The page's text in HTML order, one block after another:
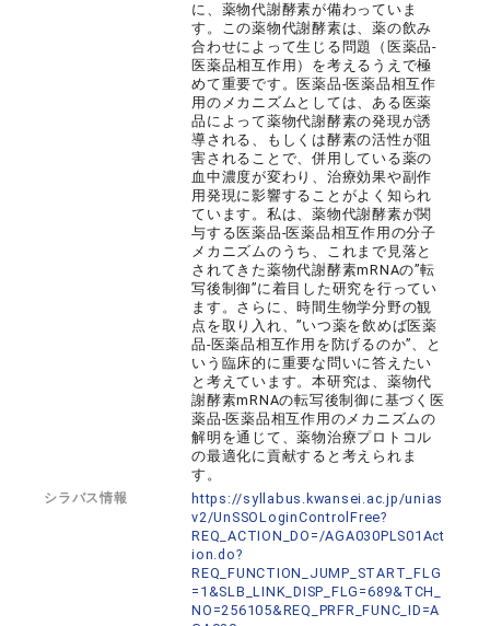
に、薬物代謝酵素が備わっていま
す。この薬物代謝酵素は、薬の飲み
合わせによって生じる問題（医薬品-
医薬品相互作用）を考えるうえで極
めて重要です。医薬品-医薬品相互作
用のメカニズムとしては、ある医薬
品によって薬物代謝酵素の発現が誘
導される、もしくは酵素の活性が阻
害されることで、併用している薬の
血中濃度が変わり、治療効果や副作
用発現に影響することがよく知られ
ています。私は、薬物代謝酵素が関
与する医薬品-医薬品相互作用の分子
メカニズムのうち、これまで見落と
されてきた薬物代謝酵素mRNAの”転
写後制御”に着目した研究を行ってい
ます。さらに、時間生物学分野の観
点を取り入れ、”いつ薬を飲めば医薬
品-医薬品相互作用を防げるのか”、と
いう臨床的に重要な問いに答えたい
と考えています。本研究は、薬物代
謝酵素mRNAの転写後制御に基づく医
薬品-医薬品相互作用のメカニズムの
解明を通じて、薬物治療プロトコル
の最適化に貢献すると考えられま
す。
シラバス情報
https://syllabus.kwansei.ac.jp/unias
v2/UnSSOLoginControlFree?
REQ_ACTION_DO=/AGA030PLS01Act
ion.do?
REQ_FUNCTION_JUMP_START_FLG
=1&SLB_LINK_DISP_FLG=689&TCH_
NO=256105&REQ_PRFR_FUNC_ID=A